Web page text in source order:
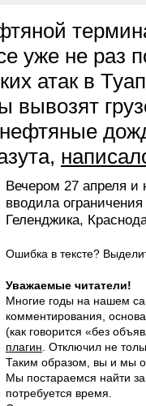
уже не раз
атак в
вывозят
Вечером 27 апреля и
вводила
Геленджика,
Ошибка в тексте?
Уважаемые читатели!
Многие годы на нашем
комментирования,
(как говорится «без
плагин . Отключил не
Таким образом, вы и мы
Мы постараемся найти
потребуется время.